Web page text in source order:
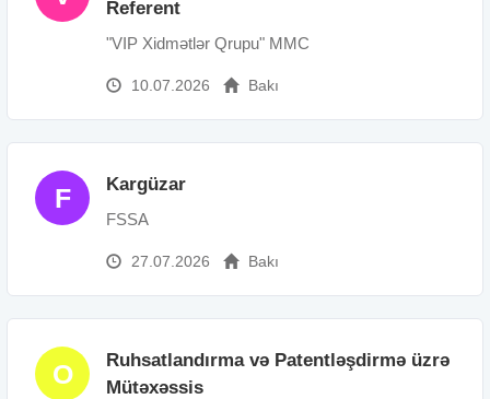
Referent
"VIP Xidmətlər Qrupu" MMC
10.07.2026 Bakı
F Kargüzar
FSSA
27.07.2026 Bakı
O
Ruhsatlandırma və Patentləşdirmə üzrə
Mütəxəssis